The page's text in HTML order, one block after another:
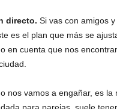
directo. Si vas con amigos
es el plan que más se
en cuenta que nos
nos vamos a engañar, es